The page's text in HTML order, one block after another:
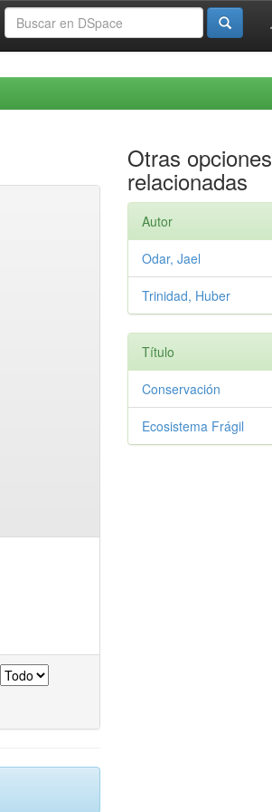
Otras opciones
relacionadas
Autor
Odar, Jael
Trinidad, Huber
Título
Conservación
Ecosistema Frágil